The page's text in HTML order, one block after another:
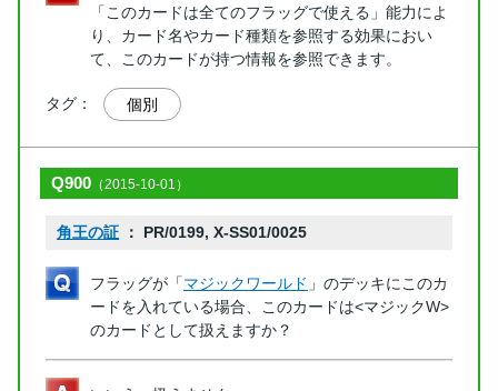
「このカードは全てのフラッグで使える」能力によ
り、カード名やカード種類を参照する効果におい
て、このカードが持つ情報を参照できます。
タグ： 個別
Q900 （2015-10-01）
角王の証 ： PR/0199, X-SS01/0025
フラッグが「マジックワールド 」のデッキにこのカ
ードを入れている場合、このカードは<マジックW>
のカードとして扱えますか？